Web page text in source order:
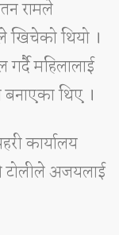
रामले
थियो ।
महिलालाई
थिए ।
कार्यालय
टोलीले अजयलाई